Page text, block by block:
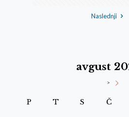
Naslednji
avgust
>
P T S Č